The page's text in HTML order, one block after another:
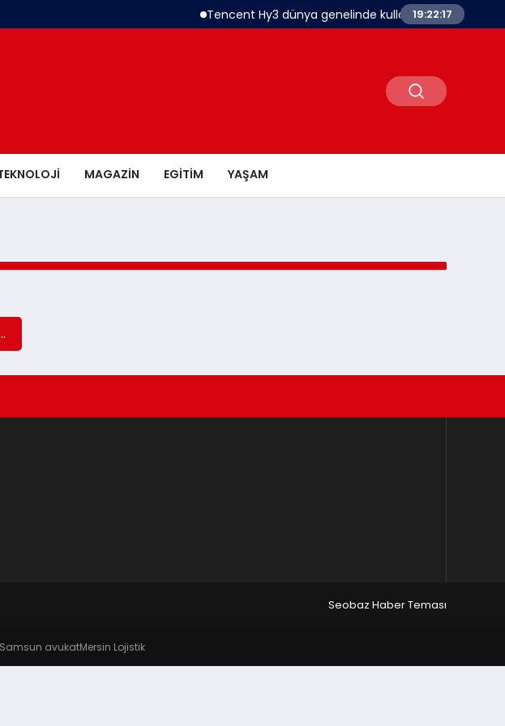
Tencent Hy3 dünya genelinde kullanıma sunuldu
19:22:17
MAGAZIN EGITIM YAŞAM
Seobaz Haber Teması
avukatMersin Lojistik